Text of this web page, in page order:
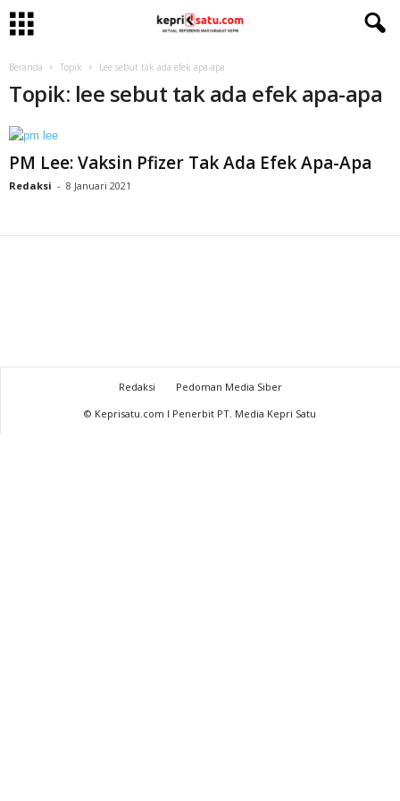
Beranda Topik Lee sebut tak ada efek apa-apa
Topik: lee sebut tak ada efek apa-apa
PM Lee: Vaksin Pfizer Tak Ada Efek Apa-Apa
Redaksi - 8 Januari 2021
Redaksi
Pedoman Media Siber
© Keprisatu.com I Penerbit PT. Media Kepri Satu